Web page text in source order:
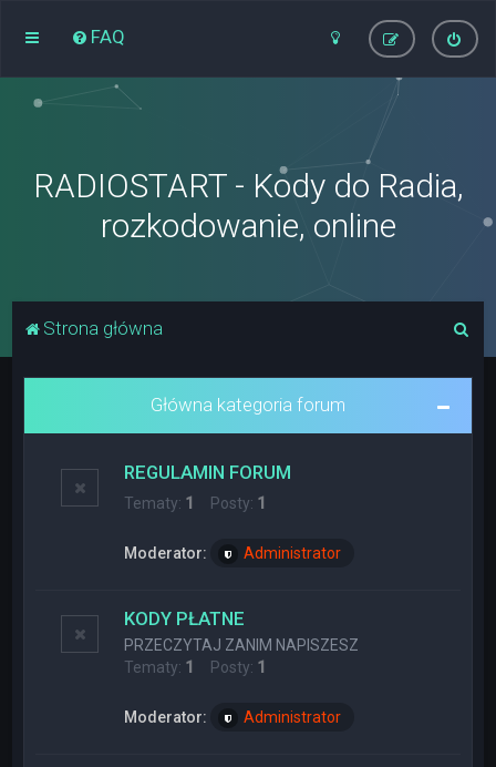
FAQ
RADIOSTART - Kody do Radia,
rozkodowanie, online
Strona główna
Główna kategoria forum
REGULAMIN FORUM
Tematy: 1 Posty: 1
Moderator: Administrator
KODY PŁATNE
PRZECZYTAJ ZANIM NAPISZESZ
Tematy: 1 Posty: 1
Moderator: Administrator